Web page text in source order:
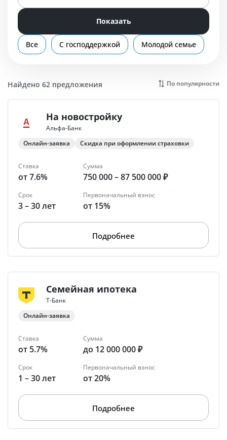
Показать
Все С господдержкой Молодой семье
Найдено 62 предложения По популярности
На новостройку
Альфа-Банк
Онлайн-заявка
Скидка при оформлении страховки
Ставка
от 7.6%
Сумма
750 000 – 87 500 000 ₽
Срок
3 – 30 лет
Первоначальный взнос
от 15%
Подробнее
Семейная ипотека
Т-Банк
Онлайн-заявка
Ставка
от 5.7%
Сумма
до 12 000 000 ₽
Срок
1 – 30 лет
Первоначальный взнос
от 20%
Подробнее